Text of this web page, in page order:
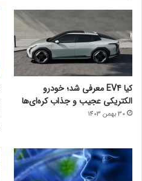
کیا EV4 معرفی شد؛ خودرو
الکتریکی عجیب و جذاب کره‌ای‌ها
30 بهمن 1403